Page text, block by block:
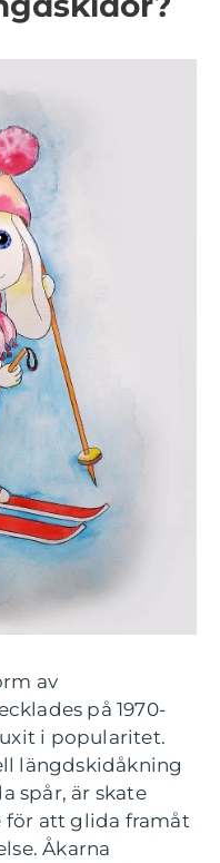
av
på 1970-
i popularitet.
längdskidåkning
spår, är skate
att glida framåt
Åkarna